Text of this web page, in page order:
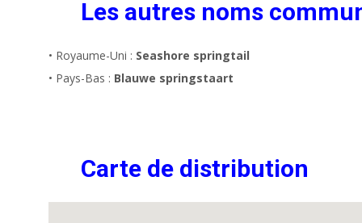
Les autres noms
• Royaume-Uni : Seashore springtail
• Pays-Bas : Blauwe springstaart
Carte de distribution